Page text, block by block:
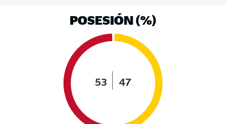
POSESIÓN (%)
53 47